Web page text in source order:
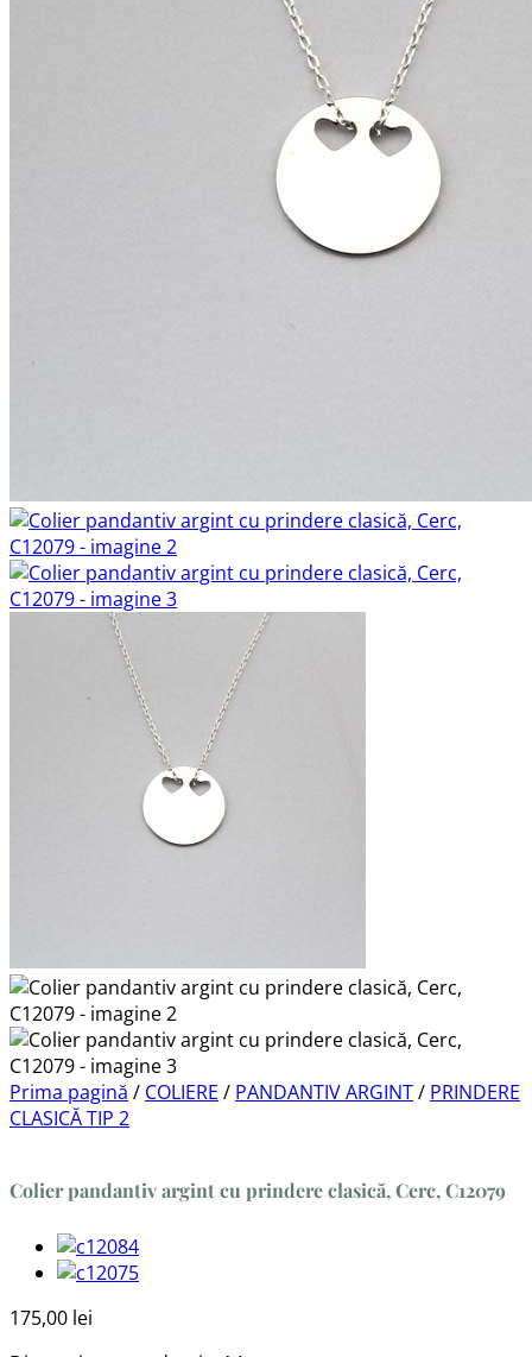
Prima pagină / COLIERE / PANDANTIV ARGINT/ PRINDERE
CLASICĂ TIP 2
Colier pandantiv argint cu prindere clasică, Cerc, C12079
175,00 lei